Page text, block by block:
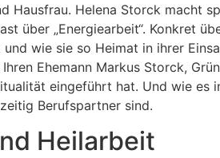
Hausfrau. Helena Storck macht
über „Energiearbeit“. Konkret
wie sie so Heimat in ihrer
Ehemann Markus Storck,
eingeführt hat. Und wie es
Berufspartner sind.
Heilarbeit